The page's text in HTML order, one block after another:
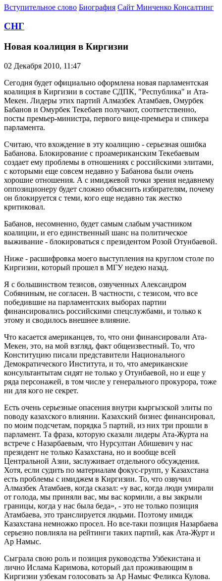
Вступительное слово Биография Сайт Минченко Консалтинг
СНГ
Новая коалиция в Киргизии
02 Декабря 2010, 11:47
Сегодня будет официально оформлена новая парламентская
коалиция в Киргизии в составе СДПК, "Республика" и Ата-
Мекен. Лидеры этих партий Алмазбек Атамбаев, Омурбек
Бабанов и Омурбек Текебаев получают, соответственно,
посты премьер-министра, первого вице-премьера и спикера
парламента.
Считаю, что вхождение в эту коалицию - серьезная ошибка
Бабанова. Блокирование с проамериканским Текебаевым
создает ему проблемы в отношениях с российскими элитами,
с которыми еще совсем недавно у Бабанова были очень
хорошие отношения. А с имиджевой точки зрения недавнему
оппозиционеру будет сложно объяснить избирателям, почему
он блокируется с теми, кого еще недавно так жестко
критиковал.
Бабанов, несомненно, будет самым слабым участником
коалиции, и его единственный шанс на политическое
выживание - блокироваться с президентом Розой Отунбаевой.
Ниже - расшифровка моего выступления на круглом столе по
Киргизии, который прошел в МГУ недею назад.
Я с большинством тезисов, озвученных Александром
Собяниным, не согласен. В частности, с тезисом, что все
победившие на парламентских выборах партии
финансировались российскими спецслужбами, и только к
этому и сводилось внешнее влияние.
Что касается американцев, то, что они финансировали Ата-
Мекен, это, на мой взгляд, факт общеизвестный. То, что
Конституцию писали представители Национального
Демократического Института, и то, что американские
консультантытам сидят не только у Отунбаевой, но и еще у
ряда персонажей, в том числе у генерального прокурора, тоже
ни для кого не секрет.
Есть очень серьезные опасения внутри кыргызской элиты по
поводу казахского влиянии. Казахский бизнес финансировал,
по моим подсчетам, порядка 5 партий, из них три прошли в
парламент. Та фраза, которую сказали лидеры Ата-Журта на
встрече с Назарбаевым, что Нурсултан Абишевич у нас
президент не только Казахстана, но и вообще всей
Центральной Азии, заслуживает отдельного обсуждения.
Хотя, если судить по материалам фокус-групп, у Казахстана
есть проблемы с имиджем в Киргизии. То, что озвучил
Алмазбек Атамбаев, когда сказал: «у вас, когда люди умирали
от голода, мы приняли вас, мы вас кормили, а вы закрыли
границы, когда у нас была беда», - это не только позиция
Атамбаева, это транслируется людьми. Поэтому имидж
Казахстана немножко просел. Но все-таки позиция Назарбаева
серьезно повлияла на рейтинги таких партий, как Ата-Журт и
Ар Намыс.
Сыграла свою роль и позиция руководства Узбекистана и
лично Ислама Каримова, который дал проживающим в
Киргизии узбекам голосовать за Ар Намыс Феликса Кулова.